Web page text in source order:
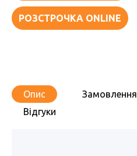
РОЗСТРОЧКА ONLINE
Опис
Замовлення
Відгуки